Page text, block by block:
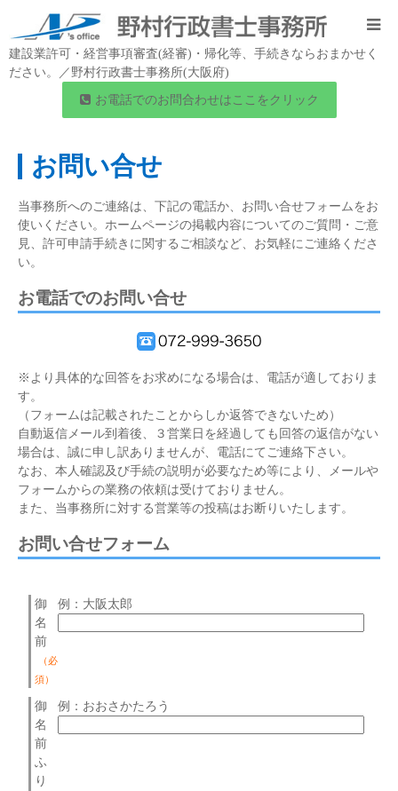
建設業許可・経営事項審査(経審)・帰化等、手続きならおまかせく
ださい。／野村行政書士事務所(大阪府)
お電話でのお問合わせはここをクリック
お問い合せ
当事務所へのご連絡は、下記の電話か、お問い合せフォームをお
使いください。ホームページの掲載内容についてのご質問・ご意
見、許可申請手続きに関するご相談など、お気軽にご連絡くださ
い。
お電話でのお問い合せ
※より具体的な回答をお求めになる場合は、電話が適しておりま
す。
（フォームは記載されたことからしか返答できないため）
自動返信メール到着後、３営業日を経過しても回答の返信がない
場合は、誠に申し訳ありませんが、電話にてご連絡下さい。
なお、本人確認及び手続の説明が必要なため等により、メールや
フォームからの業務の依頼は受けておりません。
また、当事務所に対する営業等の投稿はお断りいたします。
お問い合せフォーム
御
名
前
（必
須）
例：大阪太郎
御
名
前
ふ
り
例：おおさかたろう